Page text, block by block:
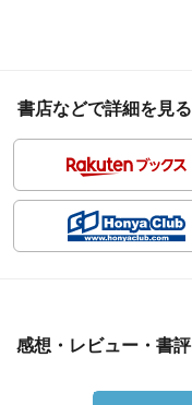
書店などで詳細を見る
感想・レビュー・書評